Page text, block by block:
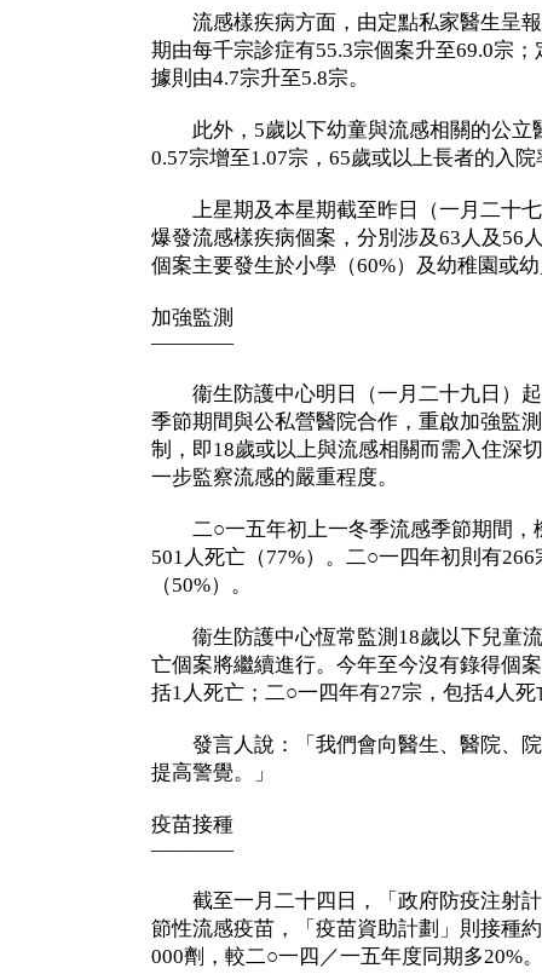
流感樣疾病方面，由定點私家醫生呈報
期由每千宗診症有55.3宗個案升至69.0宗
據則由4.7宗升至5.8宗。
此外，5歲以下幼童與流感相關的公立
0.57宗增至1.07宗，65歲或以上長者的入
上星期及本星期截至昨日（一月二十七
爆發流感樣疾病個案，分別涉及63人及56
個案主要發生於小學（60%）及幼稚園或
加強監測
————
衞生防護中心明日（一月二十九日）起
季節期間與公私營醫院合作，重啟加強監
制，即18歲或以上與流感相關而需入住深
一步監察流感的嚴重程度。
二○一五年初上一冬季流感季節期間，
501人死亡（77%）。二○一四年初則有
（50%）。
衞生防護中心恆常監測18歲以下兒童流
亡個案將繼續進行。今年至今沒有錄得個
括1人死亡；二○一四年有27宗，包括4人死
發言人說：「我們會向醫生、醫院、院
提高警覺。」
疫苗接種
————
截至一月二十四日，「政府防疫注射計
節性流感疫苗，「疫苗資助計劃」則接種
000劑，較二○一四／一五年度同期多20%。